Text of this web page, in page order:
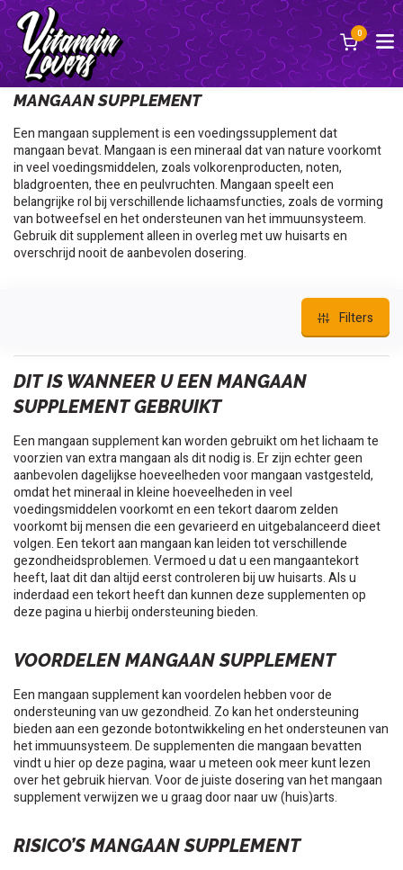
0
Terug
MANGAAN SUPPLEMENT
Een mangaan supplement is een voedingssupplement dat
mangaan bevat. Mangaan is een mineraal dat van nature voorkomt
in veel voedingsmiddelen, zoals volkorenproducten, noten,
bladgroenten, thee en peulvruchten. Mangaan speelt een
belangrijke rol bij verschillende lichaamsfuncties, zoals de vorming
van botweefsel en het ondersteunen van het immuunsysteem.
Gebruik dit supplement alleen in overleg met uw huisarts en
overschrijd nooit de aanbevolen dosering.
Filters
DIT IS WANNEER U EEN MANGAAN
SUPPLEMENT GEBRUIKT
Een mangaan supplement kan worden gebruikt om het lichaam te
voorzien van extra mangaan als dit nodig is. Er zijn echter geen
aanbevolen dagelijkse hoeveelheden voor mangaan vastgesteld,
omdat het mineraal in kleine hoeveelheden in veel
voedingsmiddelen voorkomt en een tekort daarom zelden
voorkomt bij mensen die een gevarieerd en uitgebalanceerd dieet
volgen. Een tekort aan mangaan kan leiden tot verschillende
gezondheidsproblemen. Vermoed u dat u een mangaantekort
heeft, laat dit dan altijd eerst controleren bij uw huisarts. Als u
inderdaad een tekort heeft dan kunnen deze supplementen op
deze pagina u hierbij ondersteuning bieden.
VOORDELEN MANGAAN SUPPLEMENT
Een mangaan supplement kan voordelen hebben voor de
ondersteuning van uw gezondheid. Zo kan het ondersteuning
bieden aan een gezonde botontwikkeling en het ondersteunen van
het immuunsysteem. De supplementen die mangaan bevatten
vindt u hier op deze pagina, waar u meteen ook meer kunt lezen
over het gebruik hiervan. Voor de juiste dosering van het mangaan
supplement verwijzen we u graag door naar uw (huis)arts.
RISICO’S MANGAAN SUPPLEMENT